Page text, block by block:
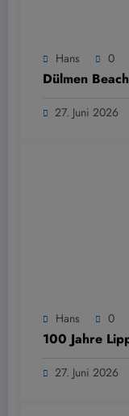
Hans 0
Dülmen
27. Juni 2026
Hans 0
100 Jahre
27. Juni 2026